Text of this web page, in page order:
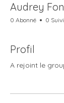
Audrey
0 Abonné 0 Suivi
Profil
A rejoint le